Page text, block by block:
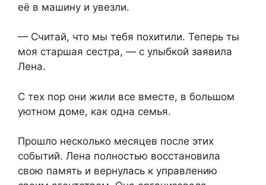
её в машину и увезли.
— Считай, что мы тебя похитили. Теперь ты
моя старшая сестра, — с улыбкой заявила
Лена.
С тех пор они жили все вместе, в большом
уютном доме, как одна семья.
Прошло несколько месяцев после этих
событий. Лена полностью восстановила
свою память и вернулась к управлению